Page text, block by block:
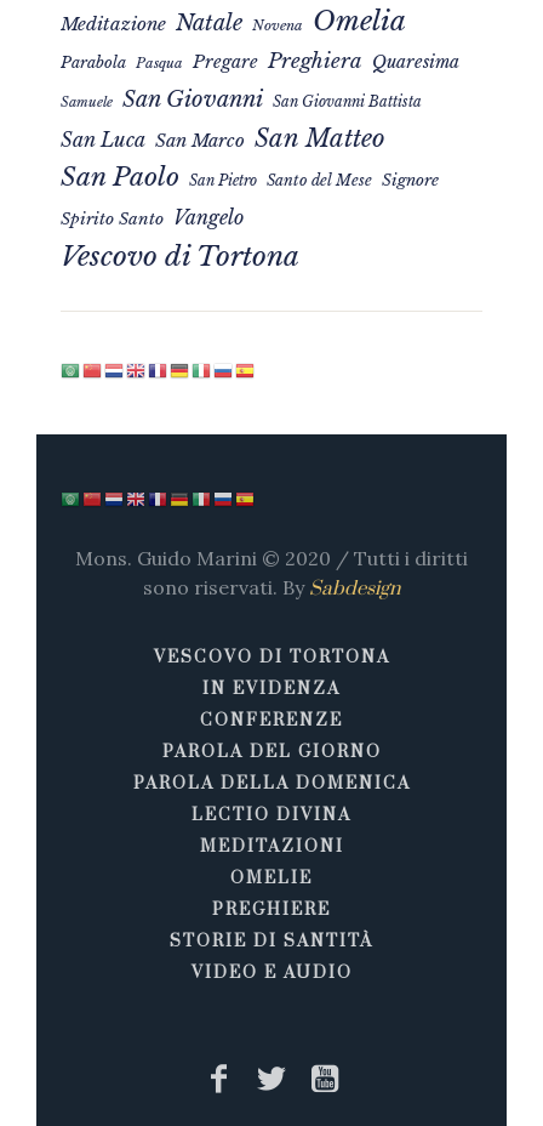
Meditazione Natale Novena Omelia
Parabola Pasqua Pregare Preghiera Quaresima
Samuele San Giovanni San Giovanni Battista
San Luca San Marco San Matteo
San Paolo San Pietro Santo del Mese Signore
Spirito Santo Vangelo
Vescovo di Tortona
Mons. Guido Marini © 2020 / Tutti i diritti
sono riservati. By Sabdesign
VESCOVO DI TORTONA
IN EVIDENZA
CONFERENZE
PAROLA DEL GIORNO
PAROLA DELLA DOMENICA
LECTIO DIVINA
MEDITAZIONI
OMELIE
PREGHIERE
STORIE DI SANTITÀ
VIDEO E AUDIO